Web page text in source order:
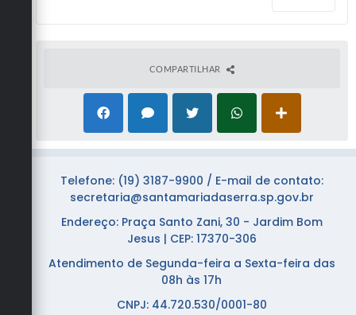
COMPARTILHAR
Telefone: (19) 3187-9900 / E-mail de contato:
secretaria@santamariadaserra.sp.gov.br
Endereço: Praça Santo Zani, 30 - Jardim Bom
Jesus | CEP: 17370-306
Atendimento de Segunda-feira a Sexta-feira das
08h às 17h
CNPJ: 44.720.530/0001-80